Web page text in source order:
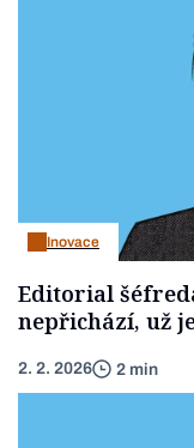
Inovace
Editorial
nepřichází, už
2. 2. 2026 2 min